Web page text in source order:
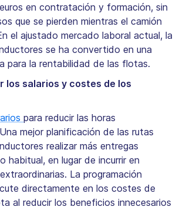
en contratación y formación, sin
que se pierden mientras el camión
el ajustado mercado laboral actual, la
se ha convertido en una
para la rentabilidad de las flotas.
los salarios y costes de los
para reducir las horas
mejor planificación de las rutas
realizar más entregas
habitual, en lugar de incurrir en
La programación
directamente en los costes de
al reducir los beneficios innecesarios